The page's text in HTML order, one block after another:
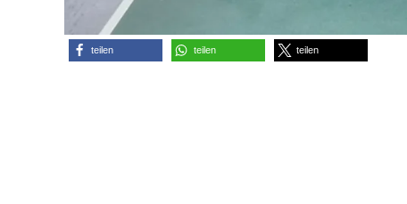
teilen teilen teilen